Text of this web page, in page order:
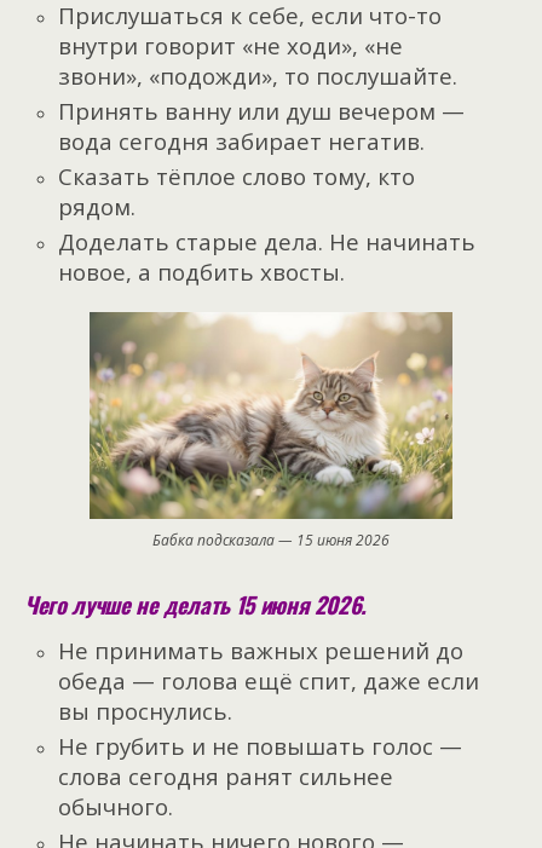
Прислушаться к себе, если что-то
внутри говорит «не ходи», «не
звони», «подожди», то послушайте.
Принять ванну или душ вечером —
вода сегодня забирает негатив.
Сказать тёплое слово тому, кто
рядом.
Доделать старые дела. Не начинать
новое, а подбить хвосты.
Бабка подсказала — 15 июня 2026
Чего лучше не делать 15 июня 2026.
Не принимать важных решений до
обеда — голова ещё спит, даже если
вы проснулись.
Не грубить и не повышать голос —
слова сегодня ранят сильнее
обычного.
Не начинать ничего нового —